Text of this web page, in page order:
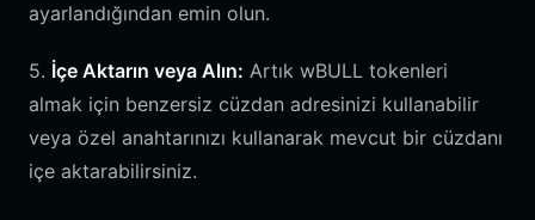
ayarlandığından emin olun.
5. İçe Aktarın veya Alın: Artık wBULL tokenleri
almak için benzersiz cüzdan adresinizi kullanabilir
veya özel anahtarınızı kullanarak mevcut bir cüzdanı
içe aktarabilirsiniz.